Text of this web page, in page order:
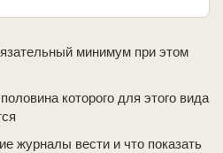
минимум при этом
которого для этого вида
журналы вести и что показать